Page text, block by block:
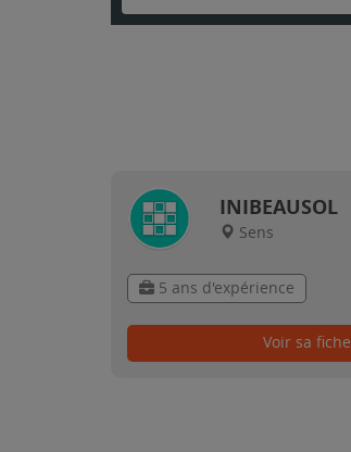
INIBEAUSOL
Sens
5 ans d'expérience
Voir sa fiche